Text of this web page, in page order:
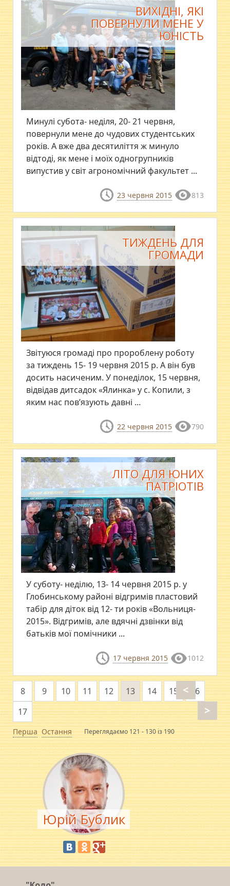
ВИХІДНІ, ЯКІ
ПОВЕРНУЛИ МЕНЕ У
ЮНІСТЬ
Минулі субота- неділя, 20- 21 червня,
повернули мене до чудових студентських
років. А вже два десятиліття ж минуло
відтоді, як мене і моїх одногрупників
випустив у світ агрономічний факультет ...
23 червня 2015 813
ТИЖДЕНЬ ДЛЯ
ГРОМАДИ
Звітуюся громаді про пророблену роботу
за тиждень 15- 19 червня 2015 р. А він був
досить насиченим. У понеділок, 15 червня,
відвідав дитсадок «Ялинка» у с. Копили, з
яким нас пов’язують давні ...
22 червня 2015 790
ЛІТО ДЛЯ ЮНИХ
ПАТРІОТІВ
У суботу- неділю, 13- 14 червня 2015 р. у
Глобинському районі відгримів пластовий
табір для діток від 12- ти років «Вольниця-
2015». Відгримів, але вдячні дзвінки від
батьків мої помічники ...
17 червня 2015 1012
Перша
<
8 9 10 11 12 13 14 15
16
17
>
Остання Переглядаємо 121 - 130 із 190
Юрій Бублик